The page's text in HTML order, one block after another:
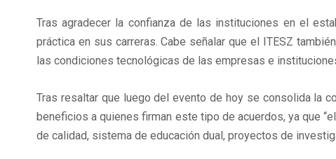
Tras agradecer la confianza de las instituciones en el
práctica en sus carreras. Cabe señalar que el ITESZ
las condiciones tecnológicas de las empresas e
Tras resaltar que luego del evento de hoy se consolida la
beneficios a quienes firman este tipo de acuerdos, ya que
de calidad, sistema de educación dual, proyectos de